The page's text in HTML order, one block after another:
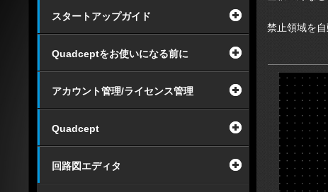
スタートアップガイド
Quadceptをお使いになる前に
アカウント管理/ライセンス管理
Quadcept
回路図エディタ
禁止領域を